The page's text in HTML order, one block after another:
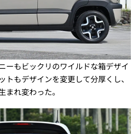
ーもビックリのワイルドな箱デザイ
トもデザインを変更して分厚くし、
まれ変わった。